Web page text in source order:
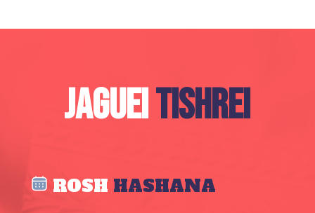
JAGUEITISHREI
ROSH HASHANA